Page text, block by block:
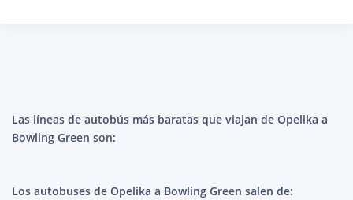
Las líneas de autobús más baratas que viajan de Opelika a
Bowling Green son:
Los autobuses de Opelika a Bowling Green salen de: